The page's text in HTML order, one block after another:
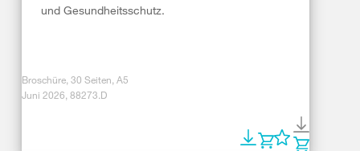
und Gesundheitsschutz.
Broschüre, 30 Seiten, A5
Juni 2026, 88273.D